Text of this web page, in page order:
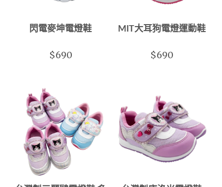
閃電麥坤電燈鞋
$690
MIT大耳狗電燈運動鞋
$690